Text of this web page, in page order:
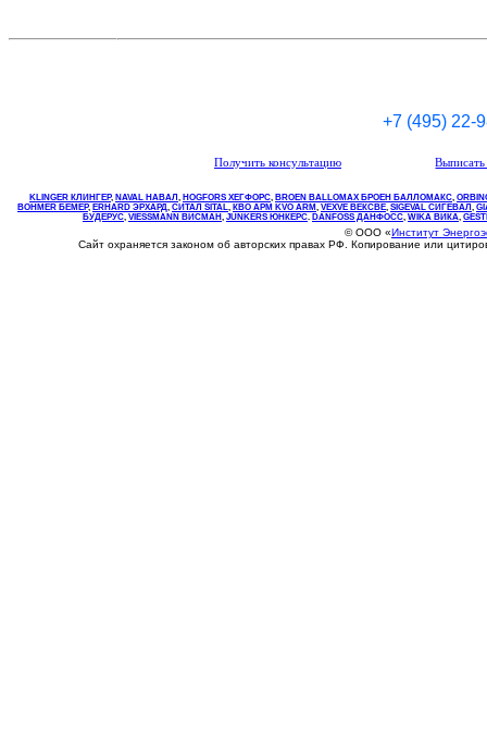
+7 (495) 22-
Получить консультацию
KLINGER КЛИНГЕР, NAVAL НАВАЛ , НOGFORS ХЕГФОРС, BROEN BALLOMAX БРОЕН БАЛЛОМАКС,
BOHMER БЕМЕР, ERHARD ЭРХАРД, СИТАЛ SITAL, КВО АРМ KVO ARM, VEXVE ВЕКСВЕ, SIGEVAL СИГЕВАЛ ,
БУДЕРУС, VIESSMANN ВИСМАН , JUNKERS ЮНКЕРС. DANFOSS ДАНФОСС, WIKA ВИКА,
© ООО «Институт
Сайт охраняется законом об авторских правах РФ. Копирование или